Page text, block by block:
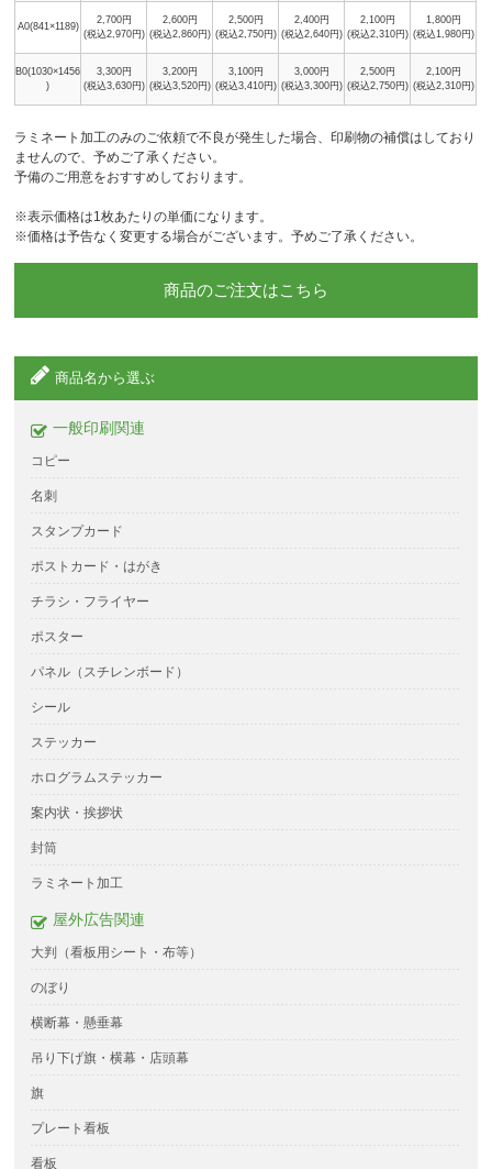
A0(841×1189)
2,700円
(税込2,970円)
2,600円
(税込2,860円)
2,500円
(税込2,750円)
2,400円
(税込2,640円)
2,100円
(税込2,310円)
1,800円
(税込1,980円)
B0(1030×1456
)
3,300円
(税込3,630円)
3,200円
(税込3,520円)
3,100円
(税込3,410円)
3,000円
(税込3,300円)
2,500円
(税込2,750円)
2,100円
(税込2,310円)
ラミネート加工のみのご依頼で不良が発生した場合、印刷物の補償はしており
ませんので、予めご了承ください。
予備のご用意をおすすめしております。
※表示価格は1枚あたりの単価になります。
※価格は予告なく変更する場合がございます。予めご了承ください。
商品のご注文はこちら
商品名から選ぶ
一般印刷関連
コピー
名刺
スタンプカード
ポストカード・はがき
チラシ・フライヤー
ポスター
パネル（スチレンボード）
シール
ステッカー
ホログラムステッカー
案内状・挨拶状
封筒
ラミネート加工
屋外広告関連
大判（看板用シート・布等）
のぼり
横断幕・懸垂幕
吊り下げ旗・横幕・店頭幕
旗
プレート看板
看板